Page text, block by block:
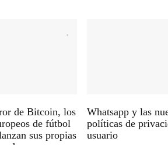
de Bitcoin, los
de fútbol
sus propias
Whatsapp y las
políticas de
usuario